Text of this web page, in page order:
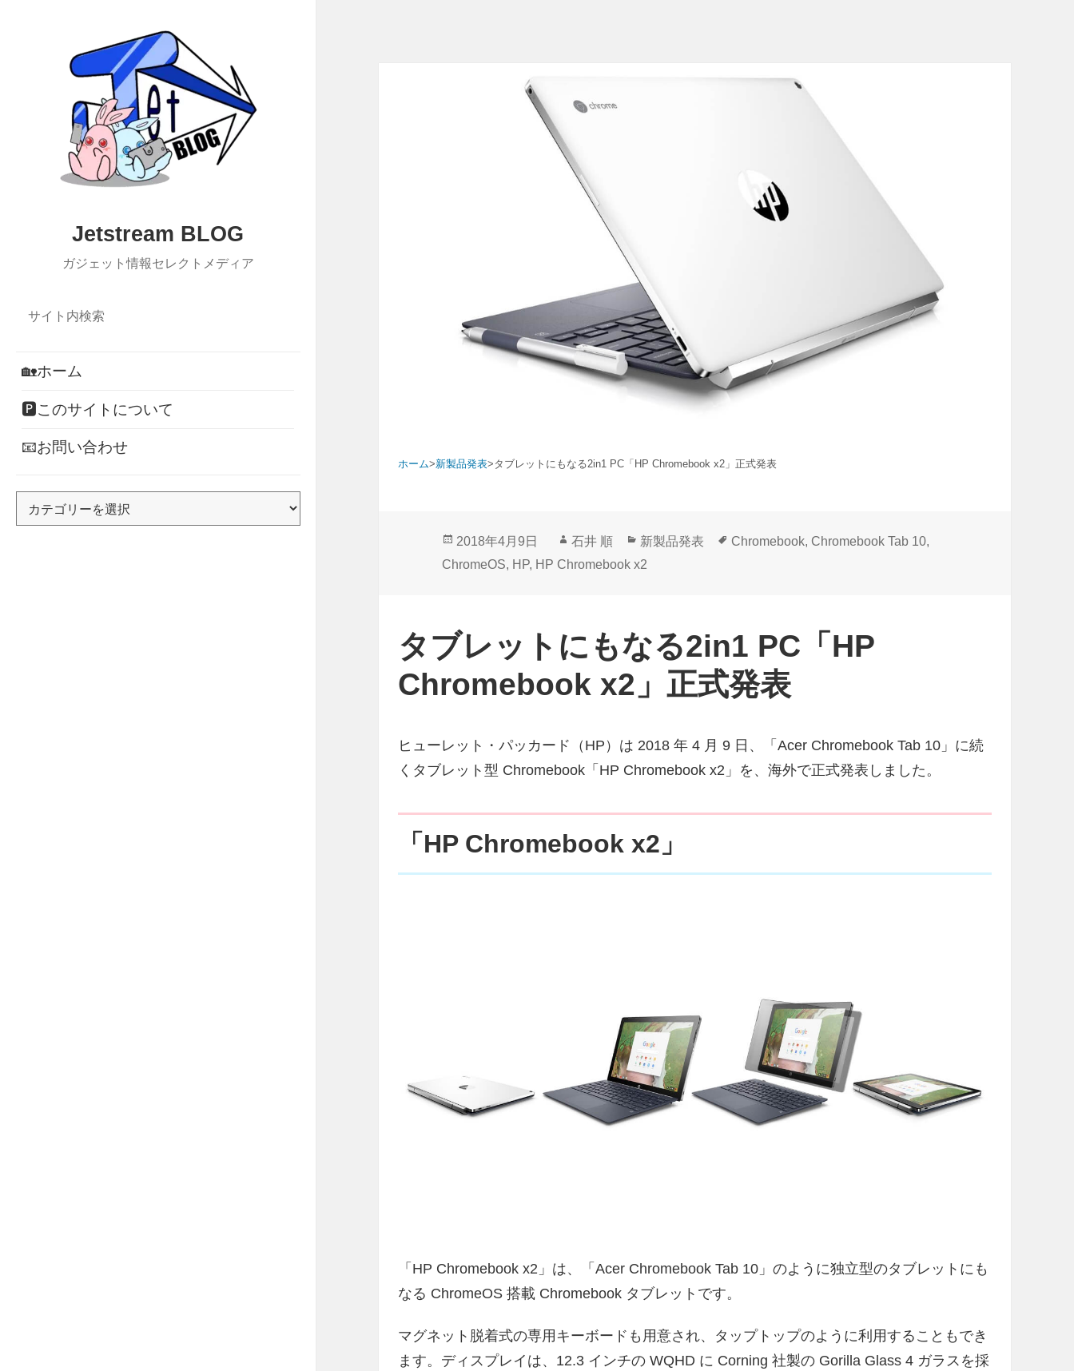
Jetstream BLOG
ガジェット情報セレクトメディア
🏡ホーム
🅿このサイトについて
📧お問い合わせ
ホーム>新製品発表> タブレットにもなる2in1 PC「HP Chromebook x2」正式発表
投
稿
2018年4月9日
作
成
石井 順
カ
テ
新製品発表
タ
Chromebook, Chromebook Tab 10,
ChromeOS, HP, HP Chromebook x2
タブレットにもなる2in1 PC「HP
Chromebook x2」正式発表
ヒューレット・パッカード（HP）は 2018 年 4 月 9 日、「Acer Chromebook Tab 10」に続
くタブレット型 Chromebook「HP Chromebook x2」を、海外で正式発表しました。
「HP Chromebook x2」
「HP Chromebook x2」は、「Acer Chromebook Tab 10」のように独立型のタブレットにも
なる ChromeOS 搭載 Chromebook タブレットです。
マグネット脱着式の専用キーボードも用意され、タップトップのように利用することもでき
ます。ディスプレイは、12.3 インチの WQHD に Corning 社製の Gorilla Glass 4 ガラスを採